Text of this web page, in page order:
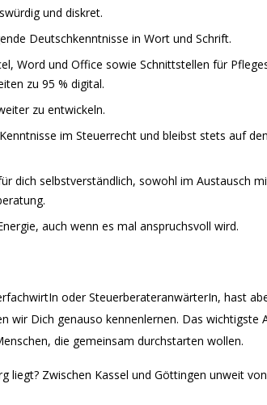
und diskret.
Deutschkenntnisse in Wort und Schrift.
Word und Office sowie Schnittstellen für
zu 95 % digital.
zu entwickeln.
im Steuerrecht und bleibst stets auf
dich selbstverständlich, sowohl im Austausch
auch wenn es mal anspruchsvoll wird.
oder SteuerberateranwärterIn, hast
wir Dich genauso kennenlernen. Das wichtigste
die gemeinsam durchstarten wollen.
liegt? Zwischen Kassel und Göttingen unweit von